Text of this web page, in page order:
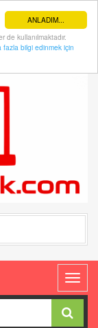
ANLADIM...
de kullanılmaktadır.
fazla bilgi edinmek için